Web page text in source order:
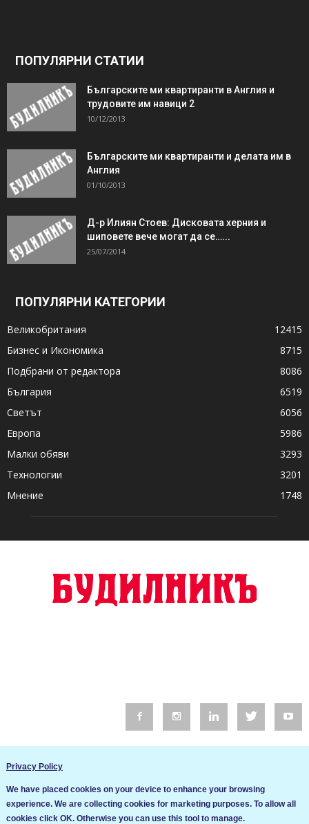
ПОПУЛЯРНИ СТАТИИ
Българските ми квартиранти в Англия и
трудовите им навици 2
10/12/2013
Българските ми квартиранти и делата им в
Англия
01/10/2013
Д-р Илиян Стоев: Дисковата херния и
шиповете вече могат да се…...
25/07/2014
ПОПУЛЯРНИ КАТЕГОРИИ
Великобритания
12415
Бизнес и Икономика
8715
Подбрани от редактора
8086
България
6519
Светът
6056
Европа
5986
Малки обяви
3293
Технологии
3201
Мнение
1748
Общи условия
Privacy Policy
We have placed cookies on your device to enhance your browsing
experience. We are collecting cookies for marketing purposes. To allow all
cookies click OK. Otherwise you can use this tool to manage.
Ние използваме бисквитки за да подобрим услугите си. Ако